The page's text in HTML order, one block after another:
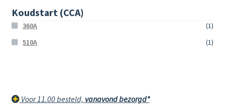
Koudstart (CCA)
360A
(1)
510A
(1)
Voor 11.00 besteld, vanavond bezorgd*